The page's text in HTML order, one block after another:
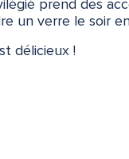
prend des
un verre le soir
délicieux !